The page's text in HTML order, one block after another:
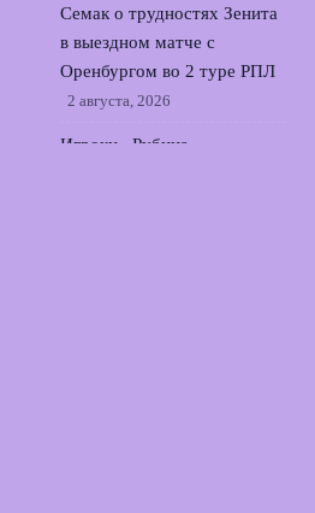
Семак о трудностях Зенита
в выездном матче с
Оренбургом во 2 туре РПЛ
2 августа, 2026
Игроки «Рубина»